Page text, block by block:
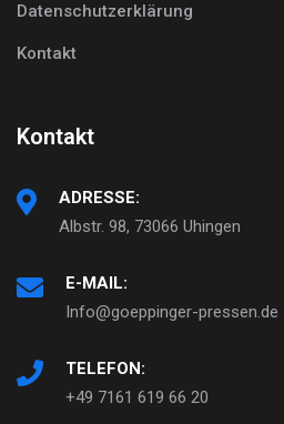
Datenschutzerklärung
Kontakt
Kontakt
ADRESSE:
Albstr. 98, 73066 Uhingen
E-MAIL:
Info@goeppinger-pressen.de
TELEFON:
+49 7161 619 66 20